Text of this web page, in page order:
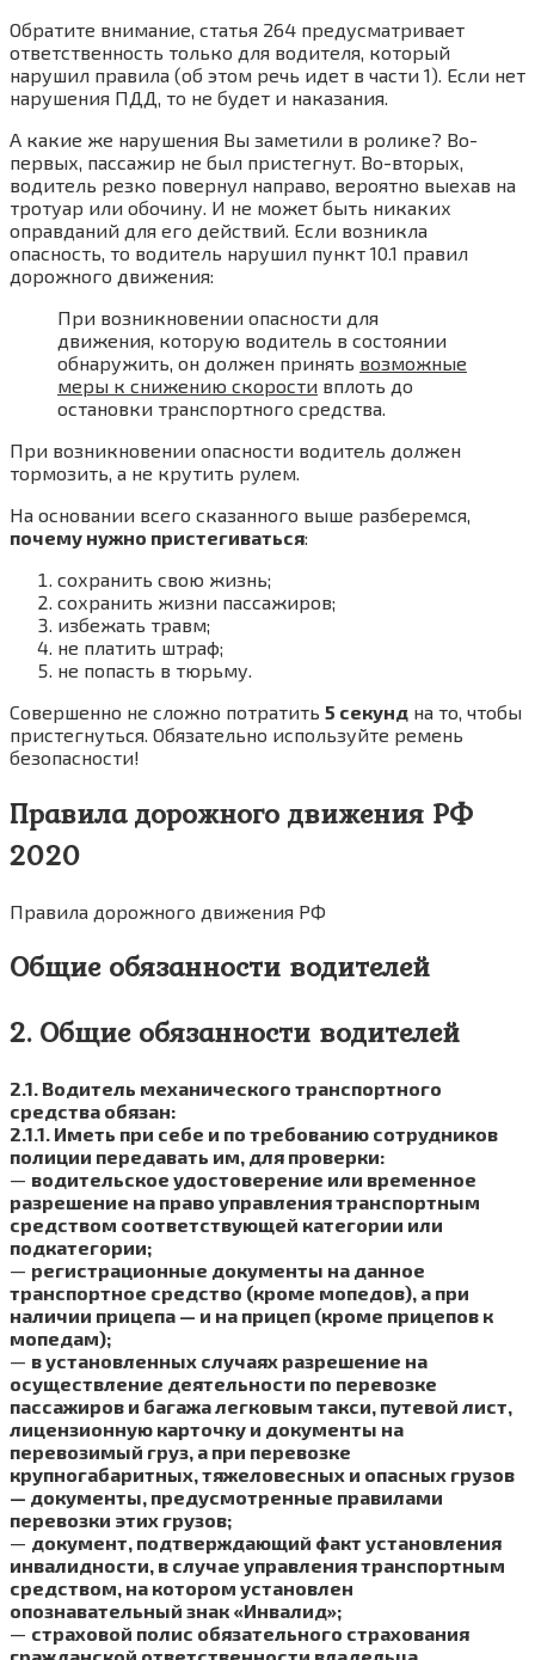
Обратите внимание, статья 264 предусматривает
ответственность только для водителя, который
нарушил правила (об этом речь идет в части 1). Если нет
нарушения ПДД, то не будет и наказания.
А какие же нарушения Вы заметили в ролике? Во-
первых, пассажир не был пристегнут. Во-вторых,
водитель резко повернул направо, вероятно выехав на
тротуар или обочину. И не может быть никаких
оправданий для его действий. Если возникла
опасность, то водитель нарушил пункт 10.1 правил
дорожного движения:
При возникновении опасности для
движения, которую водитель в состоянии
обнаружить, он должен принять возможные
меры к снижению скорости вплоть до
остановки транспортного средства.
При возникновении опасности водитель должен
тормозить, а не крутить рулем.
На основании всего сказанного выше разберемся,
почему нужно пристегиваться:
сохранить свою жизнь;
сохранить жизни пассажиров;
избежать травм;
не платить штраф;
не попасть в тюрьму.
Совершенно не сложно потратить 5 секунд на то, чтобы
пристегнуться. Обязательно используйте ремень
безопасности!
Правила дорожного движения РФ
2020
Правила дорожного движения РФ
Общие обязанности водителей
2. Общие обязанности водителей
2.1. Водитель механического транспортного
средства обязан:
2.1.1. Иметь при себе и по требованию сотрудников
полиции передавать им, для проверки:
— водительское удостоверение или временное
разрешение на право управления транспортным
средством соответствующей категории или
подкатегории;
— регистрационные документы на данное
транспортное средство (кроме мопедов), а при
наличии прицепа — и на прицеп (кроме прицепов к
мопедам);
— в установленных случаях разрешение на
осуществление деятельности по перевозке
пассажиров и багажа легковым такси, путевой лист,
лицензионную карточку и документы на
перевозимый груз, а при перевозке
крупногабаритных, тяжеловесных и опасных грузов
— документы, предусмотренные правилами
перевозки этих грузов;
— документ, подтверждающий факт установления
инвалидности, в случае управления транспортным
средством, на котором установлен
опознавательный знак «Инвалид»;
— страховой полис обязательного страхования